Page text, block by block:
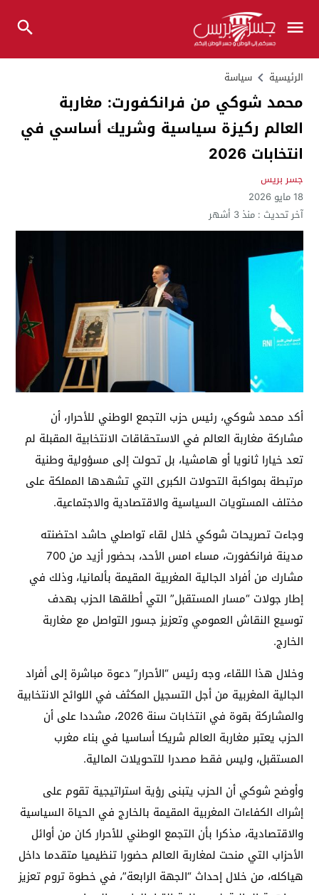
الرئيسية سياسة
محمد شوكي من فرانكفورت: مغاربة
العالم ركيزة سياسية وشريك أساسي في
انتخابات 2026
جسر بريس
18 مايو 2026
آخر تحديث :منذ 3 أشهر
أكد محمد شوكي، رئيس حزب التجمع الوطني للأحرار، أن
مشاركة مغاربة العالم في الاستحقاقات الانتخابية المقبلة لم
تعد خيارا ثانويا أو هامشيا، بل تحولت إلى مسؤولية وطنية
مرتبطة بمواكبة التحولات الكبرى التي تشهدها المملكة على
مختلف المستويات السياسية والاقتصادية والاجتماعية.
وجاءت تصريحات شوكي خلال لقاء تواصلي حاشد احتضنته
مدينة فرانكفورت، مساء امس الأحد، بحضور أزيد من 700
مشارك من أفراد الجالية المغربية المقيمة بألمانيا، وذلك في
إطار جولات “مسار المستقبل” التي أطلقها الحزب بهدف
توسيع النقاش العمومي وتعزيز جسور التواصل مع مغاربة
الخارج.
وخلال هذا اللقاء، وجه رئيس “الأحرار” دعوة مباشرة إلى أفراد
الجالية المغربية من أجل التسجيل المكثف في اللوائح الانتخابية
والمشاركة بقوة في انتخابات سنة 2026، مشددا على أن
الحزب يعتبر مغاربة العالم شريكا أساسيا في بناء مغرب
المستقبل، وليس فقط مصدرا للتحويلات المالية.
وأوضح شوكي أن الحزب يتبنى رؤية استراتيجية تقوم على
إشراك الكفاءات المغربية المقيمة بالخارج في الحياة السياسية
والاقتصادية، مذكرا بأن التجمع الوطني للأحرار كان من أوائل
الأحزاب التي منحت لمغاربة العالم حضورا تنظيميا متقدما داخل
هياكله، من خلال إحداث “الجهة الرابعة”، في خطوة تروم تعزيز